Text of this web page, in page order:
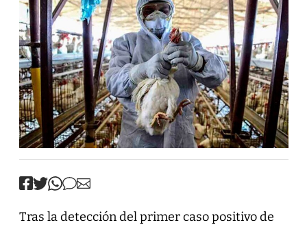
Tras la detección del primer caso positivo de